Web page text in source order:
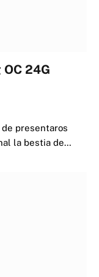
24G
presentaros
la bestia de…